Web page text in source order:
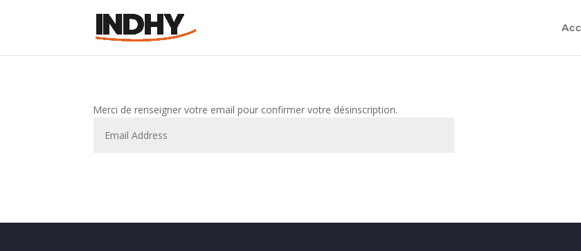
Merci de renseigner votre email pour confirmer votre désinscription.